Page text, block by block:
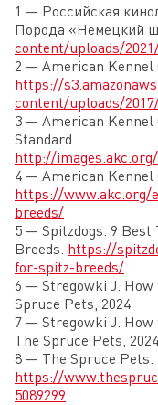
1 — Российская
Порода «Немецкий
content/uploads/
2 — American Kennel
https://
content/uploads/
3 — American Kennel
Standard.
http://
4 — American Kennel
https://www.akc.org/
breeds/
5 — Spitzdogs. 9 Best
Breeds. https://
for-spitz-breeds/
6 — Stregowki J. How
Spruce Pets, 2024
7 — Stregowki J. How
The Spruce Pets, 2024
8 — The Spruce Pets.
https://
5089299